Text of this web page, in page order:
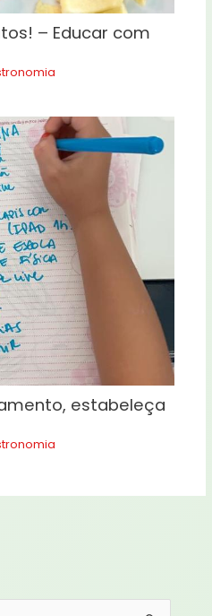
– Educar com
estabeleça